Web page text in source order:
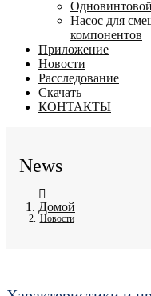
Насос для
компонентов
Приложение
Новости
Расследование
Скачать
КОНТАКТЫ
News
Домой
Новости